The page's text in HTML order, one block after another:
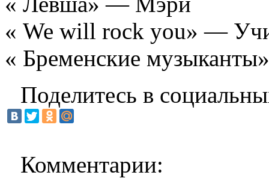
« We will rock you» —
« Бременские
Поделитесь в
Комментарии: